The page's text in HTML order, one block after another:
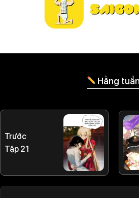
Hằng tuần
Trước
Tập 21